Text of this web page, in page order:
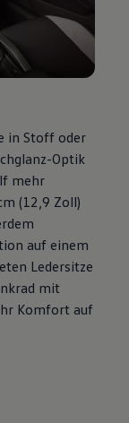
Shop
und Radio
in Stoff oder
Optik
mehr
(12,9 Zoll)
auf einem
Ledersitze
mit
Komfort auf